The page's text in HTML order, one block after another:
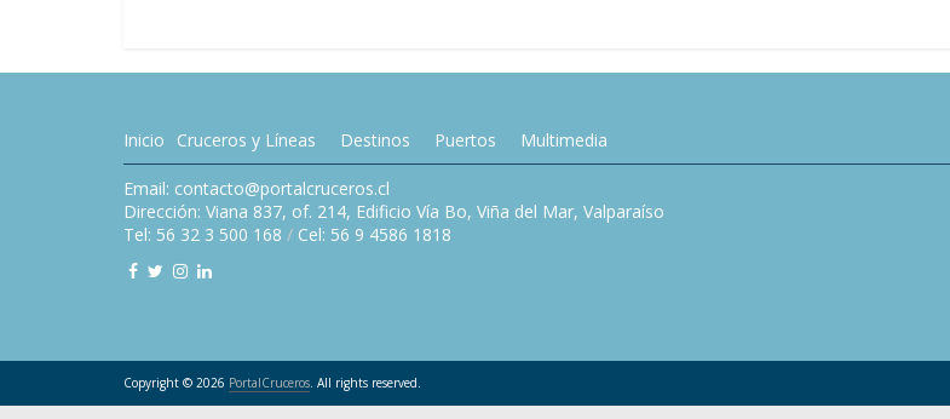
Inicio Cruceros y Líneas Destinos Puertos Multimedia
Email: contacto@portalcruceros.cl
Dirección: Viana 837, of. 214, Edificio Vía Bo, Viña del Mar, Valparaíso
Tel: 56 32 3 500 168 / Cel: 56 9 4586 1818
Copyright © 2026 PortalCruceros. All rights reserved.